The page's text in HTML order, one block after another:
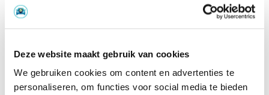
Deze website maakt gebruik van cookies
We gebruiken cookies om content en advertenties te
personaliseren, om functies voor social media te bieden